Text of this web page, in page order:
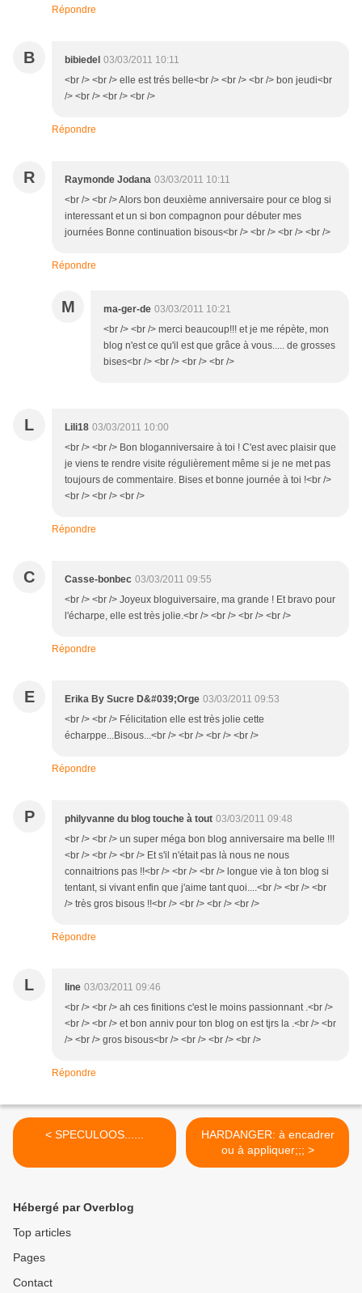
Répondre
B bibiedel 03/03/2011 10:11
<br /> <br /> elle est trés belle<br /> <br /> <br /> bon jeudi<br
/> <br /> <br /> <br />
Répondre
R Raymonde Jodana 03/03/2011 10:11
<br /> <br /> Alors bon deuxième anniversaire pour ce blog si
interessant et un si bon compagnon pour débuter mes
journées Bonne continuation bisous<br /> <br /> <br /> <br />
Répondre
M ma-ger-de 03/03/2011 10:21
<br /> <br /> merci beaucoup!!! et je me répète, mon
blog n'est ce qu'il est que grâce à vous..... de grosses
bises<br /> <br /> <br /> <br />
L Lili18 03/03/2011 10:00
<br /> <br /> Bon bloganniversaire à toi ! C'est avec plaisir que
je viens te rendre visite régulièrement même si je ne met pas
toujours de commentaire. Bises et bonne journée à toi !<br />
<br /> <br /> <br />
Répondre
C Casse-bonbec 03/03/2011 09:55
<br /> <br /> Joyeux bloguiversaire, ma grande ! Et bravo pour
l'écharpe, elle est très jolie.<br /> <br /> <br /> <br />
Répondre
E Erika By Sucre D&#039;Orge 03/03/2011 09:53
<br /> <br /> Félicitation elle est très jolie cette
écharppe...Bisous...<br /> <br /> <br /> <br />
Répondre
P philyvanne du blog touche à tout 03/03/2011 09:48
<br /> <br /> un super méga bon blog anniversaire ma belle !!!
<br /> <br /> <br /> Et s'il n'était pas là nous ne nous
connaitrions pas !!<br /> <br /> <br /> longue vie à ton blog si
tentant, si vivant enfin que j'aime tant quoi....<br /> <br /> <br
/> très gros bisous !!<br /> <br /> <br /> <br />
Répondre
L line 03/03/2011 09:46
<br /> <br /> ah ces finitions c'est le moins passionnant .<br />
<br /> <br /> et bon anniv pour ton blog on est tjrs la .<br /> <br
/> <br /> gros bisous<br /> <br /> <br /> <br />
Répondre
< SPECULOOS......
HARDANGER: à encadrer
ou à appliquer;;; >
Hébergé par Overblog
Top articles
Pages
Contact